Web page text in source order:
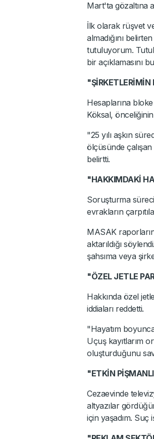
Mart'ta gözaltına
İlk olarak rüşvet
almadığını
tutuluyorum.
bir açıklamasını
Hesaplarına
Köksal,
"25 yılı aşkın
ölçüsünde
belirtti.
"HAKKIMDAKİ
Soruşturma
evrakların
MASAK
aktarıldığı
şahsıma veya
"ÖZEL JETLE
Hakkında özel
iddiaları reddetti.
"Hayatım
Uçuş kayıtlarım
oluşturduğunu
"ETKİN
Cezaevinde
altyazılar
için yaşadım.